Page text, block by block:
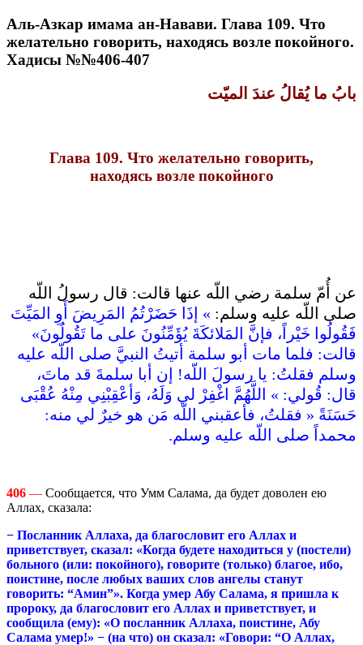
Аль-Азкар имама ан-Навави. Глава 109. Что
желательно говорить, находясь возле покойного.
Хадисы №№406-407
بابُ ما يُقالُ عندَ الميّت
Глава 109. Что желательно говорить,
находясь возле покойного
عن أُمّ سلمة رضي اللّه عنها قالت‏:‏ قال رسولُ اللّه
صلى اللّه عليه وسلم‏: ‏ ‏» ‏إذَا حَضَرْتُمُ المَرِيضَ أَوِ المَيِّتَ
فَقُولُوا خَيْراً، فإنَّ المَلائكَةَ يُؤَمِّنُونَ على ما تَقُولُونَ‏»‏
قالت‏:‏ فلما مات أبو سلمة أتيتُ النبيَّ صلى اللّه عليه
وسلم فقلتُ‏:‏ يا رسولَ اللّه‏!‏ إن أبا سلمةَ قد ماتَ،
قال‏:‏ قُولي‏:‏ ‏»‏ اللَّهُمَّ اغْفِرْ لي وَلَهُ، وَأعْقِبْنِي مِنْهُ عُقْبَى
حَسَنَةً‏ «‏ فقلتُ، فأعقبني اللّه مَن هو خيرٌ لي منه‏:‏
محمداً صلى اللّه عليه وسلم‏.‏
406 — Сообщается, что Умм Салама, да будет доволен ею
Аллах, сказала:
− Посланник Аллаха, да благословит его Аллах и
приветствует, сказал: «Когда будете находиться у (постели)
больного (или: покойного), говорите (только) благое, ибо,
поистине, после любых ваших слов ангелы станут
говорить: “Амин”». Когда умер Абу Салама, я пришла к
пророку, да благословит его Аллах и приветствует, и
сообщила (ему): «О посланник Аллаха, поистине, Абу
Салама умер!» − (на что) он сказал: «Говори: “О Аллах,